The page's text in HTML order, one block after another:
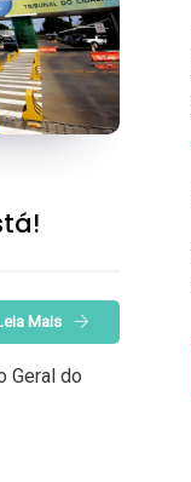
Mais
Geral do